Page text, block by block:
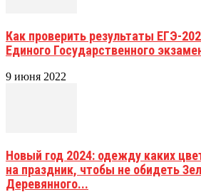
Как проверить результаты ЕГЭ-
Единого Государственного
9 июня 2022
Новый год 2024: одежду каких
на праздник, чтобы не обидеть
Деревянного...